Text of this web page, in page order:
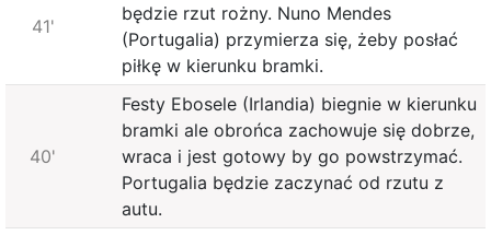
41'
będzie rzut rożny. Nuno Mendes
(Portugalia) przymierza się, żeby posłać
piłkę w kierunku bramki.
40'
Festy Ebosele (Irlandia) biegnie w kierunku
bramki ale obrońca zachowuje się dobrze,
wraca i jest gotowy by go powstrzymać.
Portugalia będzie zaczynać od rzutu z
autu.